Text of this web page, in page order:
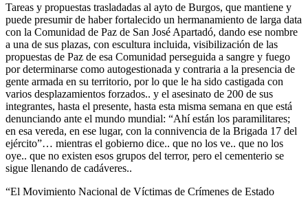
Tareas y propuestas trasladadas al ayto de Burgos, que mantiene y
puede presumir de haber fortalecido un hermanamiento de larga data
con la Comunidad de Paz de San José Apartadó, dando ese nombre
a una de sus plazas, con escultura incluida, visibilización de las
propuestas de Paz de esa Comunidad perseguida a sangre y fuego
por determinarse como autogestionada y contraria a la presencia de
gente armada en su territorio, por lo que le ha sido castigada con
varios desplazamientos forzados.. y el asesinato de 200 de sus
integrantes, hasta el presente, hasta esta misma semana en que está
denunciando ante el mundo mundial: “Ahí están los paramilitares;
en esa vereda, en ese lugar, con la connivencia de la Brigada 17 del
ejército”… mientras el gobierno dice.. que no los ve.. que no los
oye.. que no existen esos grupos del terror, pero el cementerio se
sigue llenando de cadáveres..
“El Movimiento Nacional de Víctimas de Crímenes de Estado